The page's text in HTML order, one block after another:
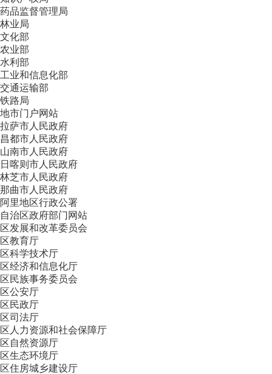
药品监督管理局
林业局
文化部
农业部
水利部
工业和信息化部
交通运输部
铁路局
地市门户网站
拉萨市人民政府
昌都市人民政府
山南市人民政府
日喀则市人民政府
林芝市人民政府
那曲市人民政府
阿里地区行政公署
自治区政府部门网站
区发展和改革委员会
区教育厅
区科学技术厅
区经济和信息化厅
区民族事务委员会
区公安厅
区民政厅
区司法厅
区人力资源和社会保障厅
区自然资源厅
区生态环境厅
区住房城乡建设厅